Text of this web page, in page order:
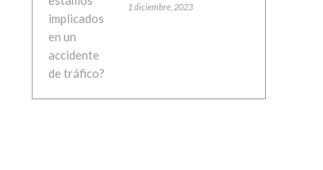
1 diciembre, 2023